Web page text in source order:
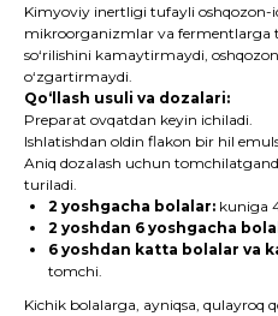
Kimyoviy inertligi tufayli oshqozon-
mikroorganizmlar va fermentlarga
so‘rilishini kamaytirmaydi,
o‘zgartirmaydi.
Qo‘llash usuli va dozalari:
Preparat ovqatdan keyin ichiladi.
Ishlatishdan oldin flakon bir hil
Aniq dozalash uchun
turiladi.
2 yoshgacha bolalar: kuniga
2 yoshdan 6 yoshgacha
6 yoshdan katta bolalar va
tomchi.
Kichik bolalarga, ayniqsa, qulayroq